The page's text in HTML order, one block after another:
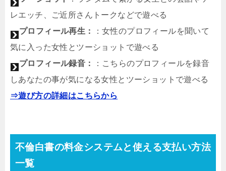
レエッチ、ご近所さんトークなどで遊べる
プロフィール再生 ：
：女性のプロフィールを聞いて
気に入った女性とツーショットで遊べる
プロフィール録音 ：
：こちらのプロフィールを録音
しあなたの事が気になる女性とツーショットで遊べる
⇒遊び方の詳細はこちらから
不倫白書の料金システムと使える支払い方法
一覧